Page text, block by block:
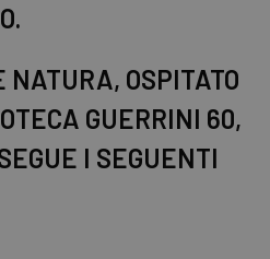
NATURA, OSPITATO
GUERRINI 60,
I SEGUENTI